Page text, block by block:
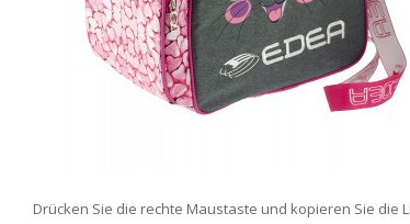
Drücken Sie die rechte Maustaste und kopieren Sie die